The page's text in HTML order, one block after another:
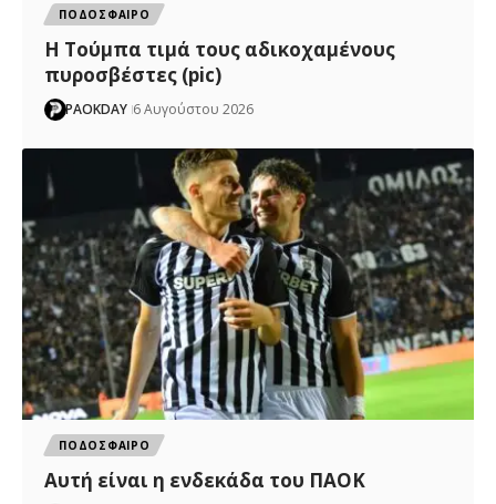
ΠΟΔΟΣΦΑΙΡΟ
H Tούμπα τιμά τους αδικοχαμένους
πυροσβέστες (pic)
PAOKDAY 6 Αυγούστου 2026
ΠΟΔΟΣΦΑΙΡΟ
Αυτή είναι η ενδεκάδα του ΠΑΟΚ